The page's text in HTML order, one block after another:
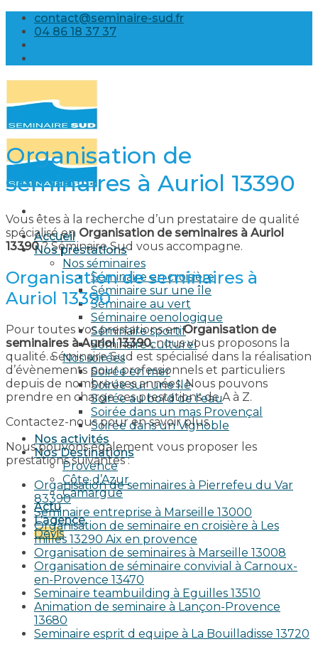
Skip
content
contact@seminaire-sud.fr
04 86 18 37 37
Accueil
Nos prestations
Nos séminaires
Séminaire en croisière
Séminaire sur une île
Séminaire au vert
Séminaire oenologique
Séminaire sportif
Séminaire culturel
Nos soirées
Soirée en mer
Soirée sur une île
Soirée au bord de l’eau
Soirée dans un mas Provençal
Soirée dans un Vignoble
Nos activités
Nos Destinations
Provence
Côte d’Azur
Camargue
Actu
L’agence
Devis
Organisation de
seminaires à Auriol 13390
Vous êtes à la recherche d’un prestataire de qualité
spécialisé en Organisation de seminaires à Auriol
13390? Séminaire Sud vous accompagne.
Organisation de seminaires à
Auriol 13390
Pour toutes vos prestations enOrganisation de
seminaires à Auriol 13390, nous vous proposons la
qualité. Séminaire Sud est spécialisé dans la réalisation
d’évènements pour professionnels et particuliers
depuis de nombreuses années. Nous pouvons
prendre en charge ces prestations de A à Z.
Contactez-nous pour en savoir plus.
Nous pouvons également vous proposer les
prestations suivantes :
Organisation de seminaires à Pierrefeu du Var
83390
Seminaire entreprise à Marseille 13000
Organisation de seminaire en croisière à Les
milles 13290 Aix en provence​
Organisation de seminaires à Marseille 13008
Organisation de séminaire convivial à Carnoux-
en-Provence 13470
Seminaire teambuilding à Eguilles 13510
Animation de seminaire à Lançon-Provence
13680
Seminaire esprit d equipe à La Bouilladisse 13720